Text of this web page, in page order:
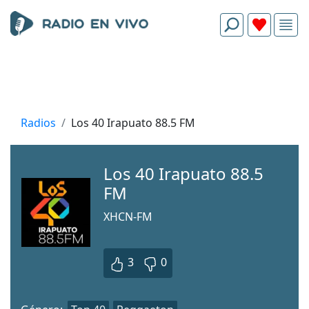
Radios Los 40 Irapuato 88.5 FM
Los 40 Irapuato 88.5
FM
XHCN-FM
3 0